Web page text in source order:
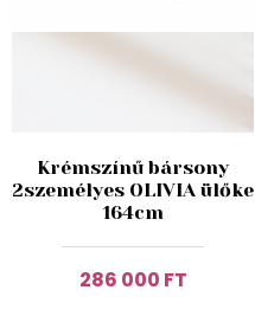
Krémszínű bársony
2személyes OLIVIA ülőke
164cm
286 000 FT